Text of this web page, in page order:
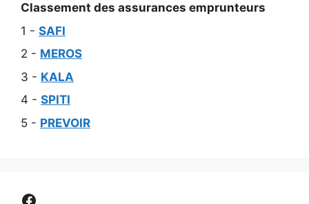
Classement des assurances emprunteurs
1 - SAFI
2 - MEROS
3 - KALA
4 - SPITI
5 - PREVOIR
Comparer assurance